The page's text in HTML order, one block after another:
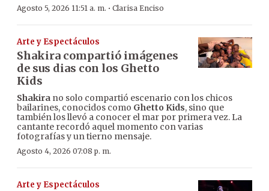
Agosto 5, 2026 11:51 a. m. · Clarisa Enciso
Arte y Espectáculos
Shakira compartió imágenes
de sus dias con los Ghetto
Kids
Shakira no solo compartió escenario con los chicos
bailarines, conocidos como Ghetto Kids, sino que
también los llevó a conocer el mar por primera vez. La
cantante recordó aquel momento con varias
fotografías y un tierno mensaje.
Agosto 4, 2026 07:08 p. m.
Arte y Espectáculos